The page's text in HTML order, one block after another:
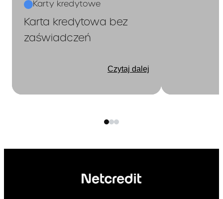
według daty ich
kwoty przekroczenia
Karty kredytowe
Karta kredytowa bez
zaświadczeń
Czytaj dalej